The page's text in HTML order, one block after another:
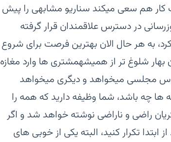
کار هم سعی میکند سناریو مشابهی را پیش
در دسترس علاقمندان قرار گرفته
به هر حال الان بهترین فرصت برای شروع
شلوغ تر از همیشهمشتری ها وارد مغازه
مجلسی میخواهد و دیگری میخواهد
ها چه باشد، شما وظیفه دارید که همه را
راضی و ناراضی نوشته خواهد شد و اگر
تکرار کنید، البته یکی از خوبی های